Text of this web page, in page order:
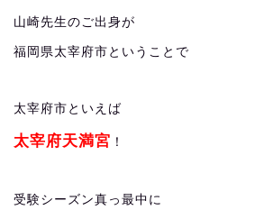
山崎先生のご出身が
福岡県太宰府市ということで
太宰府市といえば
太宰府天満宮 ！
受験シーズン真っ最中に